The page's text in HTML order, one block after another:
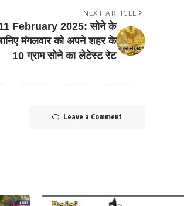
NEXT ARTICLE
February 2025: सोने के
मंगलवार को अपने शहर के
10 ग्राम सोने का लेटेस्ट रेट
Leave a Comment